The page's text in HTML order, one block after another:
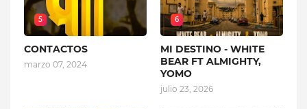
5
CONTACTOS
marzo 07, 2024
6
MI DESTINO - WHITE
BEAR FT ALMIGHTY,
YOMO
julio 23, 2026